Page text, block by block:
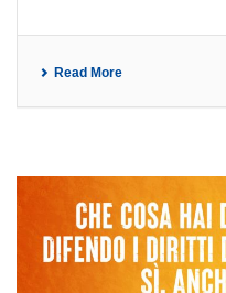
Read More